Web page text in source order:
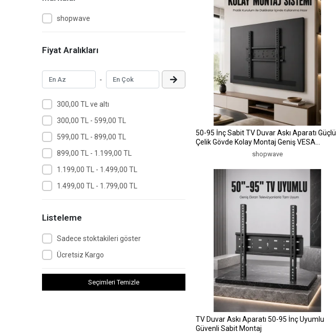
shopwave
Fiyat Aralıkları
-
300,00 TL ve altı
300,00 TL - 599,00 TL
599,00 TL - 899,00 TL
899,00 TL - 1.199,00 TL
1.199,00 TL - 1.499,00 TL
1.499,00 TL - 1.799,00 TL
Listeleme
Sadece stoktakileri göster
Ücretsiz Kargo
Seçimleri Temizle
50-95 İnç Sabit TV Duvar Askı Aparatı Güçlü
Çelik Gövde Kolay Montaj Geniş VESA
shopwave
TV Duvar Askı Aparatı 50-95 İnç Uyumlu
Güvenli Sabit Montaj